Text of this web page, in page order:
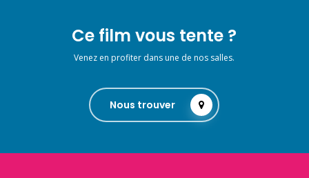
Ce film vous tente ?
Venez en profiter dans une de nos salles.
Nous trouver